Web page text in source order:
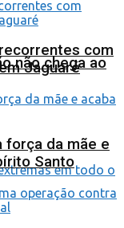
não chega ao
com
Jaguaré
força da mãe e
Santo